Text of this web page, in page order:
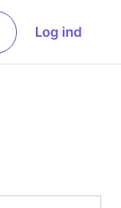
Log ind